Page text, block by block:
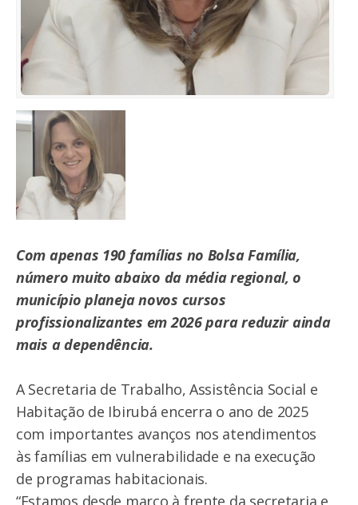
Com apenas 190 famílias no Bolsa Família,
número muito abaixo da média regional, o
município planeja novos cursos
profissionalizantes em 2026 para reduzir ainda
mais a dependência.
A Secretaria de Trabalho, Assistência Social e
Habitação de Ibirubá encerra o ano de 2025
com importantes avanços nos atendimentos
às famílias em vulnerabilidade e na execução
de programas habitacionais.